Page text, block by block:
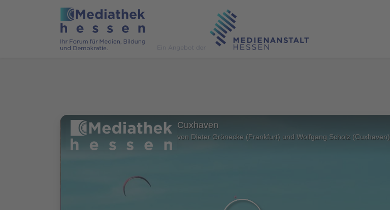
Cuxhaven
von Dieter Grönecke (Frankfurt) und Wolfgang Scholz (Cuxhaven)